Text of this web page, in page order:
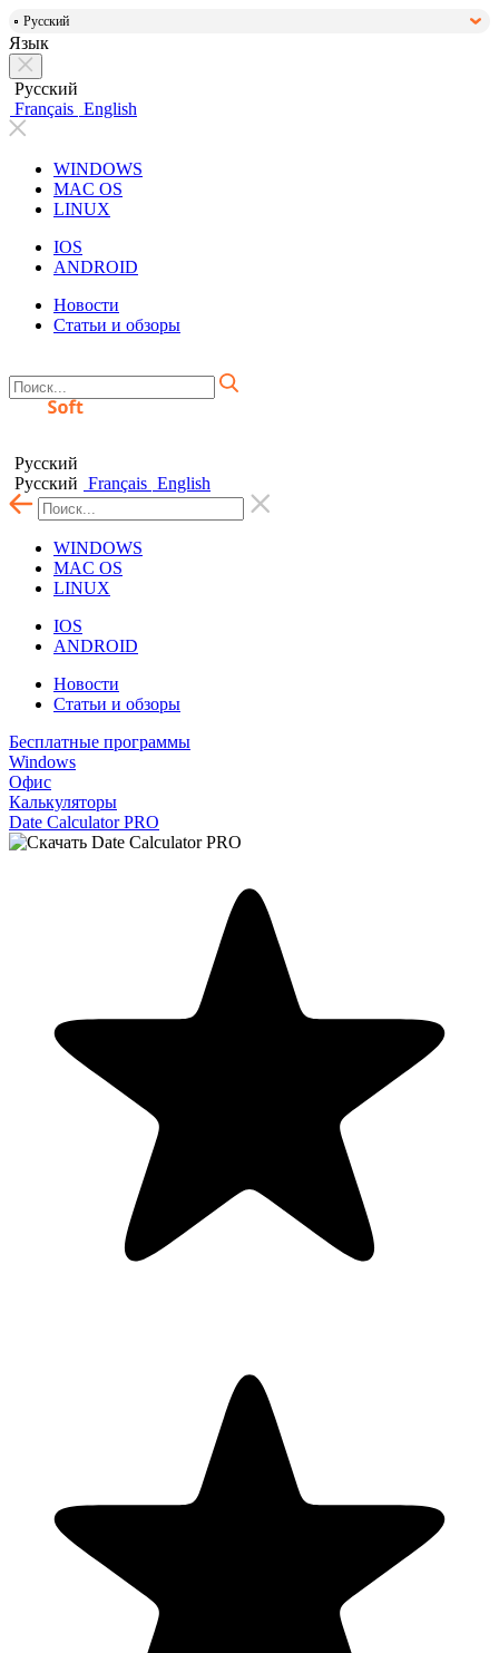
Русский
Язык
Русский
Français English
WINDOWS
MAC OS
LINUX
IOS
ANDROID
Новости
Статьи и обзоры
Русский
Русский Français English
WINDOWS
MAC OS
LINUX
IOS
ANDROID
Новости
Статьи и обзоры
Бесплатные программы
Windows
Офис
Калькуляторы
Date Calculator PRO